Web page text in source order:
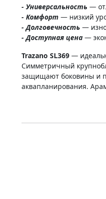
- Универсальность —
- Комфорт — низкий
- Долговечность —
- Доступная цена —
Trazano SL369 —
Симметричный
защищают боковины и
аквапланирования.